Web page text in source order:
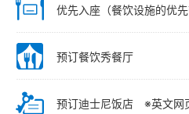
优先入座（餐饮设施的优先
预订餐饮秀餐厅
预订迪士尼饭店 ※英文网